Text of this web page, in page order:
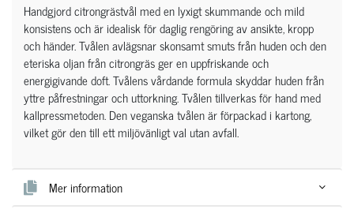
Handgjord citrongrästvål med en lyxigt skummande och mild
konsistens och är idealisk för daglig rengöring av ansikte, kropp
och händer. Tvålen avlägsnar skonsamt smuts från huden och den
eteriska oljan från citrongräs ger en uppfriskande och
energigivande doft. Tvålens vårdande formula skyddar huden från
yttre påfrestningar och uttorkning. Tvålen tillverkas för hand med
kallpressmetoden. Den veganska tvålen är förpackad i kartong,
vilket gör den till ett miljövänligt val utan avfall.
Mer information